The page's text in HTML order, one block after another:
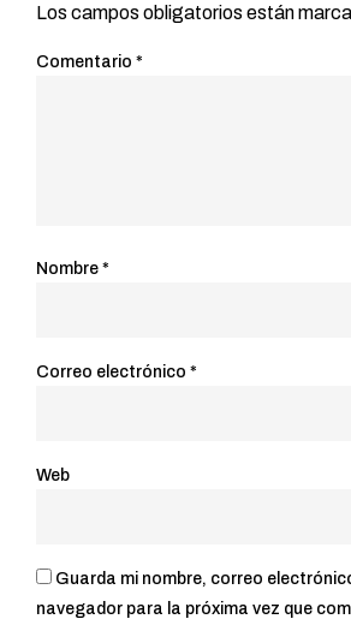
Los campos obligatorios están
Comentario *
Nombre *
Correo electrónico *
Web
Guarda mi nombre, correo
navegador para la próxima vez que